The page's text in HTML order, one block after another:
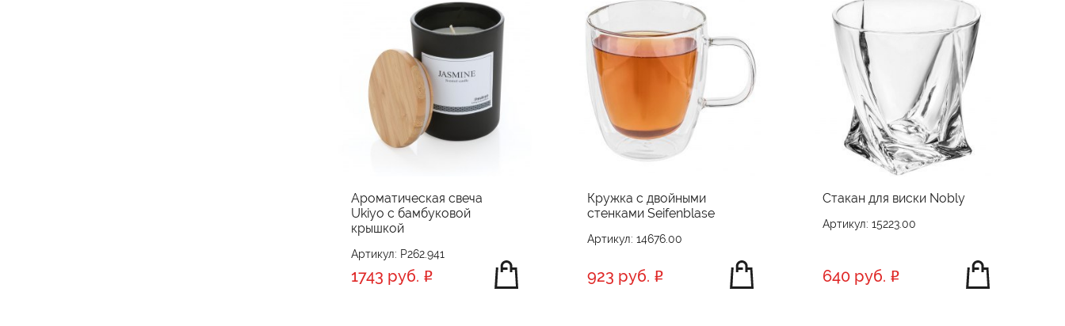
Ароматическая свеча
Ukiyo с бамбуковой
крышкой
Артикул: P262.941
1743 руб.
Кружка с двойными
стенками Seifenblase
Артикул: 14676.00
923 руб.
Стакан для виски Nobly
Артикул: 15223.00
640 руб.